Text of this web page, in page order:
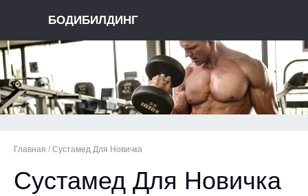
БОДИБИЛДИНГ
Главная / Сустамед Для Новичка
Сустамед Для Новичка